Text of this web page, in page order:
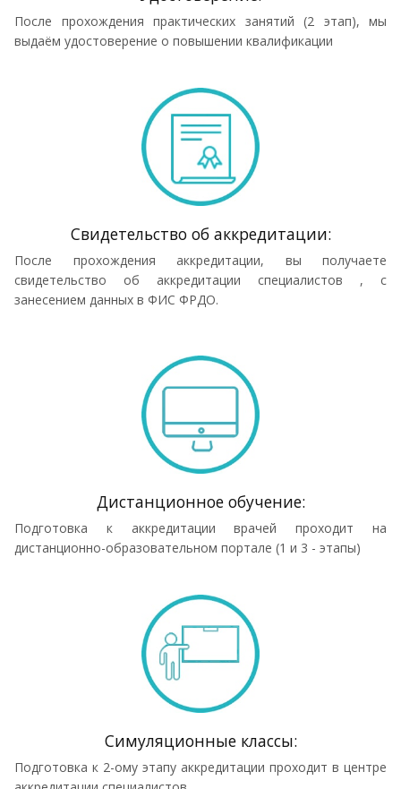
После прохождения практических занятий (2 этап), мы
выдаём удостоверение о повышении квалификации
Cвидетельство об аккредитации:
После прохождения аккредитации, вы получаете
свидетельство об аккредитации специалистов , с
занесением данных в ФИС ФРДО.
Дистанционное обучение:
Подготовка к аккредитации врачей проходит на
дистанционно-образовательном портале (1 и 3 - этапы)
Симуляционные классы:
Подготовка к 2-ому этапу аккредитации проходит в центре